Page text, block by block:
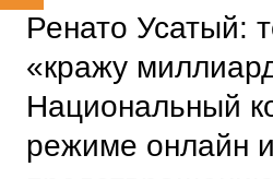
Ренато Усатый:
«кражу
Национальный
режиме онлайн